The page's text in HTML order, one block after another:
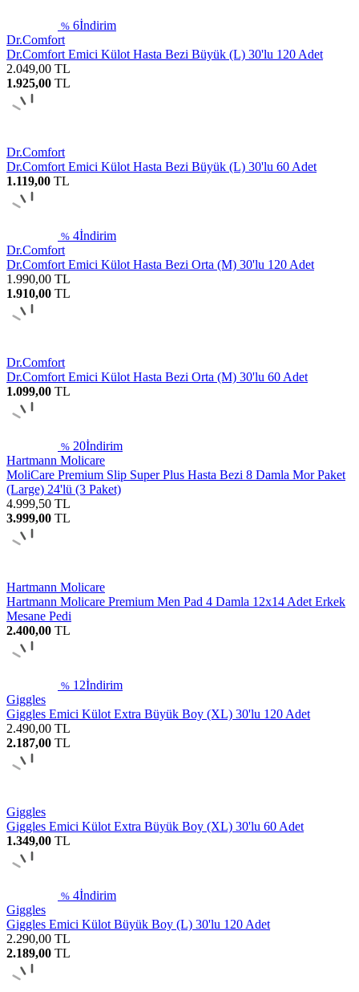
% 6İndirim
Dr.Comfort
Dr.Comfort Emici Külot Hasta Bezi Büyük (L) 30'lu 120 Adet
2.049,00 TL
1.925,00 TL
Dr.Comfort
Dr.Comfort Emici Külot Hasta Bezi Büyük (L) 30'lu 60 Adet
1.119,00 TL
% 4İndirim
Dr.Comfort
Dr.Comfort Emici Külot Hasta Bezi Orta (M) 30'lu 120 Adet
1.990,00 TL
1.910,00 TL
Dr.Comfort
Dr.Comfort Emici Külot Hasta Bezi Orta (M) 30'lu 60 Adet
1.099,00 TL
% 20İndirim
Hartmann Molicare
MoliCare Premium Slip Super Plus Hasta Bezi 8 Damla Mor Paket
(Large) 24'lü (3 Paket)
4.999,50 TL
3.999,00 TL
Hartmann Molicare
Hartmann Molicare Premium Men Pad 4 Damla 12x14 Adet Erkek
Mesane Pedi
2.400,00 TL
% 12İndirim
Giggles
Giggles Emici Külot Extra Büyük Boy (XL) 30'lu 120 Adet
2.490,00 TL
2.187,00 TL
Giggles
Giggles Emici Külot Extra Büyük Boy (XL) 30'lu 60 Adet
1.349,00 TL
% 4İndirim
Giggles
Giggles Emici Külot Büyük Boy (L) 30'lu 120 Adet
2.290,00 TL
2.189,00 TL